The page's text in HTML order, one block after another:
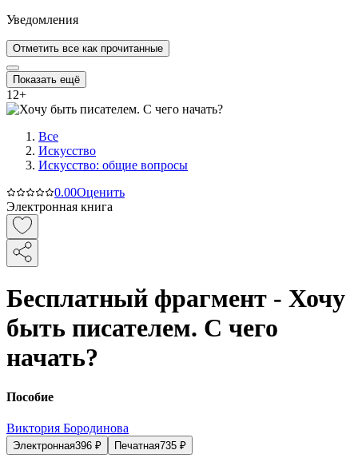
Уведомления
Отметить все как прочитанные
Показать ещё
12+
Все
Искусство
Искусство: общие вопросы
0.00Оценить
Электронная книга
Бесплатный фрагмент - Хочу
быть писателем. С чего
начать?
Пособие
Виктория Бородинова
Электронная396 ₽ Печатная735 ₽